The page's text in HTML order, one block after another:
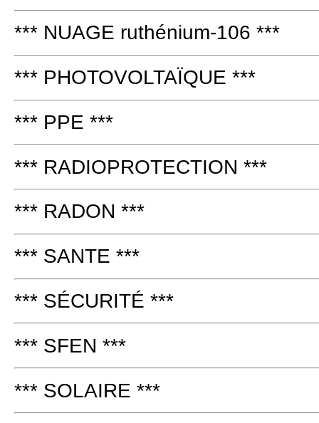
*** NUAGE ruthénium-106 ***
*** PHOTOVOLTAÏQUE ***
*** PPE ***
*** RADIOPROTECTION ***
*** RADON ***
*** SANTE ***
*** SÉCURITÉ ***
*** SFEN ***
*** SOLAIRE ***